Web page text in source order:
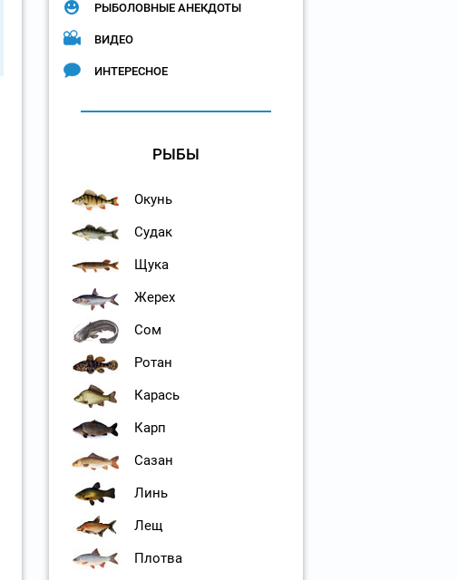
РЫБОЛОВНЫЕ АНЕКДОТЫ
ВИДЕО
ИНТЕРЕСНОЕ
РЫБЫ
Окунь
Судак
Щука
Жерех
Сом
Ротан
Карась
Карп
Сазан
Линь
Лещ
Плотва